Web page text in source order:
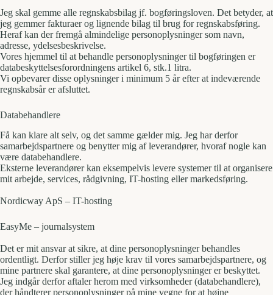
Jeg skal gemme alle regnskabsbilag jf. bogføringsloven. Det betyder, at
jeg gemmer fakturaer og lignende bilag til brug for regnskabsføring.
Heraf kan der fremgå almindelige personoplysninger som navn,
adresse, ydelsesbeskrivelse.
Vores hjemmel til at behandle personoplysninger til bogføringen er
databeskyttelsesforordningens artikel 6, stk.1 litra.
Vi opbevarer disse oplysninger i minimum 5 år efter at indeværende
regnskabsår er afsluttet.
Databehandlere
Få kan klare alt selv, og det samme gælder mig. Jeg har derfor
samarbejdspartnere og benytter mig af leverandører, hvoraf nogle kan
være databehandlere.
Eksterne leverandører kan eksempelvis levere systemer til at organisere
mit arbejde, services, rådgivning, IT-hosting eller markedsføring.
Nordicway ApS – IT-hosting
EasyMe – journalsystem
Det er mit ansvar at sikre, at dine personoplysninger behandles
ordentligt. Derfor stiller jeg høje krav til vores samarbejdspartnere, og
mine partnere skal garantere, at dine personoplysninger er beskyttet.
Jeg indgår derfor aftaler herom med virksomheder (databehandlere),
der håndterer personoplysninger på mine vegne for at højne